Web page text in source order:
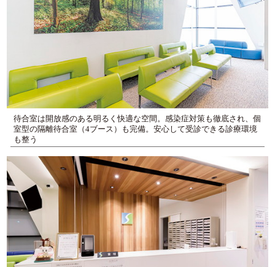
待合室は開放感のある明るく快適な空間。感染症対策も徹底され、個
室型の隔離待合室（4ブース）も完備。安心して受診できる診療環境
も整う